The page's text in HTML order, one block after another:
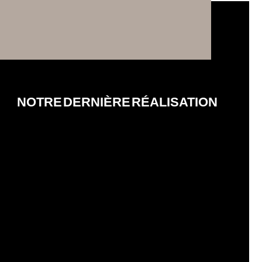
NOTRE DERNIÈRE RÉALISATION